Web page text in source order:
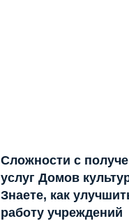
Сложности с
услуг Домов
Знаете, как
работу учреждений